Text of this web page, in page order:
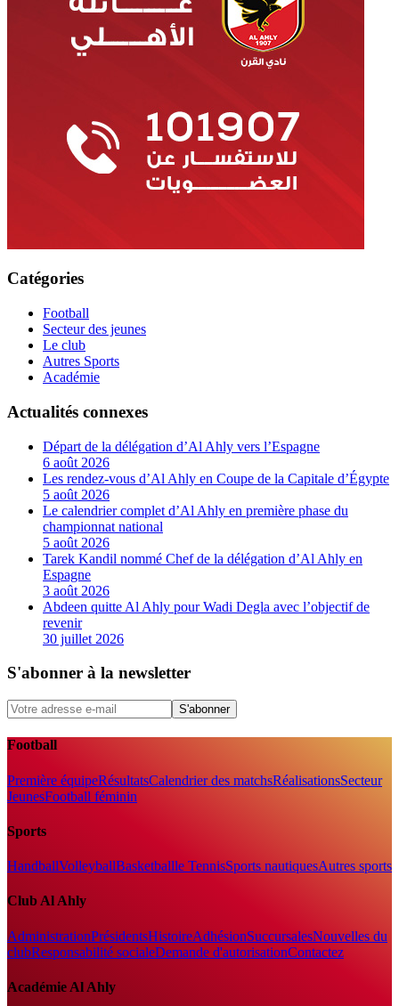
Catégories
Football
Secteur des jeunes
Le club
Autres Sports
Académie
Actualités connexes
Départ de la délégation d’Al Ahly vers l’Espagne
6 août 2026
Les rendez-vous d’Al Ahly en Coupe de la Capitale d’Égypte
5 août 2026
Le calendrier complet d’Al Ahly en première phase du
championnat national
5 août 2026
Tarek Kandil nommé Chef de la délégation d’Al Ahly en
Espagne
3 août 2026
Abdeen quitte Al Ahly pour Wadi Degla avec l’objectif de
revenir
30 juillet 2026
S'abonner à la newsletter
S'abonner
Football
Première équipeRésultatsCalendrier des matchsRéalisationsSecteur
JeunesFootball féminin
Sports
HandballVolleyballBasketballle TennisSports nautiquesAutres sports
Club Al Ahly
AdministrationPrésidentsHistoireAdhésionSuccursalesNouvelles du
clubResponsabilité socialeDemande d'autorisationContactez
Académie Al Ahly